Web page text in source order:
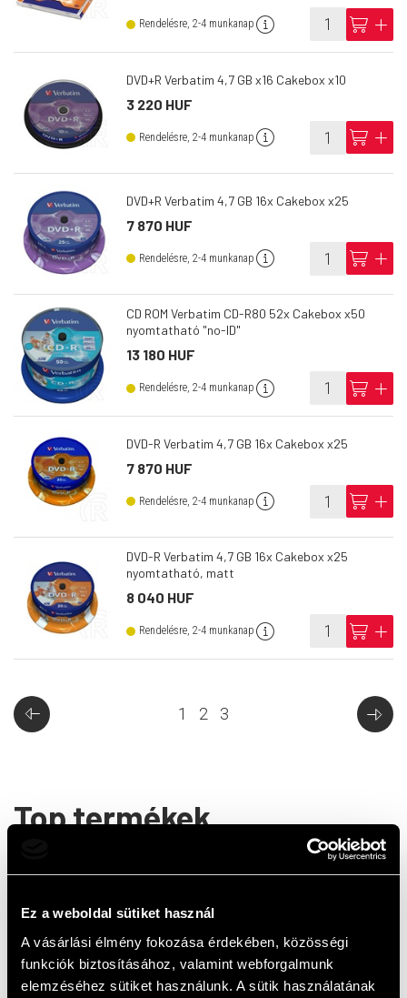
Ez a weboldal sütiket használ
A vásárlási élmény fokozása érdekében, közösségi
funkciók biztosításához, valamint webforgalmunk
elemzéséhez sütiket használunk. A sütik használatának
Rendelésre, 2-4 munkanap info cart add
DVD+R Verbatim 4,7 GB x16 Cakebox x10
3 220 HUF
Rendelésre, 2-4 munkanap info cart add
DVD+R Verbatim 4,7 GB 16x Cakebox x25
7 870 HUF
Rendelésre, 2-4 munkanap info cart add
CD ROM Verbatim CD-R80 52x Cakebox x50
nyomtatható "no-ID"
13 180 HUF
Rendelésre, 2-4 munkanap info cart add
DVD-R Verbatim 4,7 GB 16x Cakebox x25
7 870 HUF
Rendelésre, 2-4 munkanap info cart add
DVD-R Verbatim 4,7 GB 16x Cakebox x25
nyomtatható, matt
8 040 HUF
Rendelésre, 2-4 munkanap info cart add
1 2 3
Top termékek